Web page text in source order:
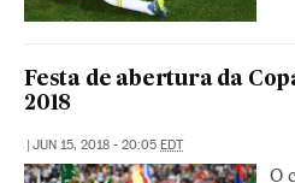
Festa de abertura da
2018
JUN 15, 2018 - 20:05 EDT
O